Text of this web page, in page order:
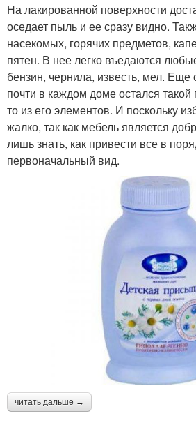
На лакированной поверхности
оседает пыль и ее сразу видно.
насекомых, горячих предметов,
пятен. В нее легко въедаются
бензин, чернила, известь, мел. Еще
почти в каждом доме остался такой
то из его элементов. И поскольку
жалко, так как мебель является
лишь знать, как привести все в
первоначальный вид.
читать дальше →